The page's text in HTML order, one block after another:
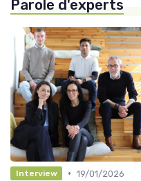
Parole d'experts
Interview • 19/01/2026